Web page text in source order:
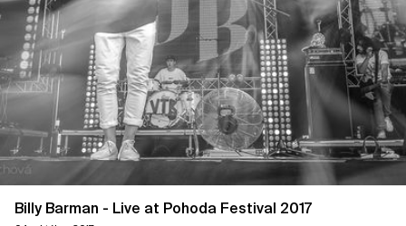
Billy Barman - Live at Pohoda Festival 2017